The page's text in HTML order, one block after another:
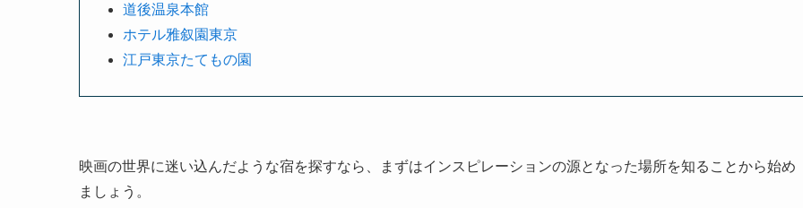
道後温泉本館
ホテル雅叙園東京
江戸東京たてもの園
映画の世界に迷い込んだような宿を探すなら、まずはインスピレーションの源となった場所を知ることから始め
ましょう。